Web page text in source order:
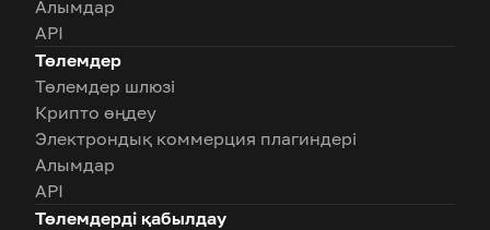
Алымдар
API
Төлемдер
Төлемдер шлюзі
Крипто өңдеу
Электрондық коммерция плагиндері
Алымдар
API
Төлемдерді қабылдау